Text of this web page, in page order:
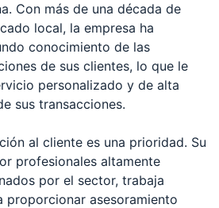
Con más de una década de
local, la empresa ha
conocimiento de las
de sus clientes, lo que le
personalizado y de alta
sus transacciones.
al cliente es una prioridad. Su
profesionales altamente
por el sector, trabaja
proporcionar asesoramiento